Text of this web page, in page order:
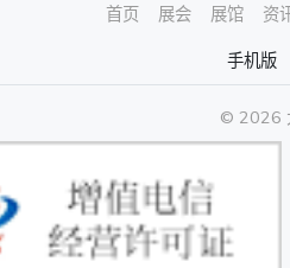
首页 展会 展馆 资
手机版
© 2026